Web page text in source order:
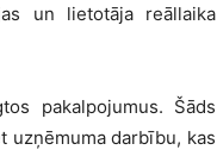
un lietotāja reāllaika
pakalpojumus. Šāds
uzņēmuma darbību, kas